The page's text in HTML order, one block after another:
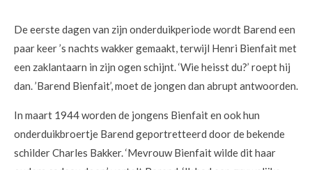
De eerste dagen van zijn onderduikperiode wordt Barend een
paar keer ’s nachts wakker gemaakt, terwijl Henri Bienfait met
een zaklantaarn in zijn ogen schijnt. ‘Wie heisst du?’ roept hij
dan. ’Barend Bienfait’, moet de jongen dan abrupt antwoorden.
In maart 1944 worden de jongens Bienfait en ook hun
onderduikbroertje Barend geportretteerd door de bekende
schilder Charles Bakker. ‘Mevrouw Bienfait wilde dit haar